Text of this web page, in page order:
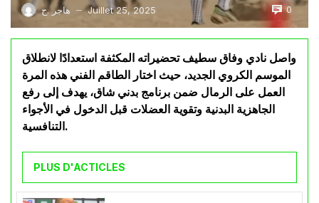
هاجر .ح — Juillet 25, 2025 0
واصل نادي وفاق سطيف تحضيراته المكثفة استعدادًا لانطلاق
الموسم الكروي الجديد، حيث اختار الطاقم الفني هذه المرة
العمل على الرمال ضمن برنامج بدني شاق، يهدف إلى رفع
الجاهزية البدنية وتقوية العضلات قبل الدخول في الأجواء
التنافسية.
PLUS D'ACTICLES